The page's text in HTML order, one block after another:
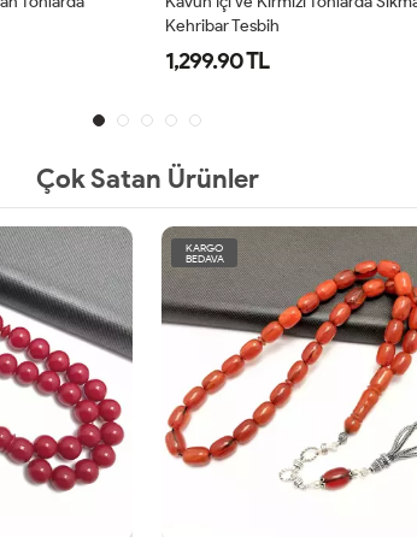
Kehribar Tesbih
1,299.90 TL
Çok Satan Ürünler
KARGO
BEDAVA